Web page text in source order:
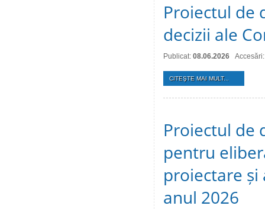
Proiectul de
decizii ale
Publicat: 08.06.2026
CITEŞTE MAI MULT...
Proiectul de
pentru
proiectare
anul 2026